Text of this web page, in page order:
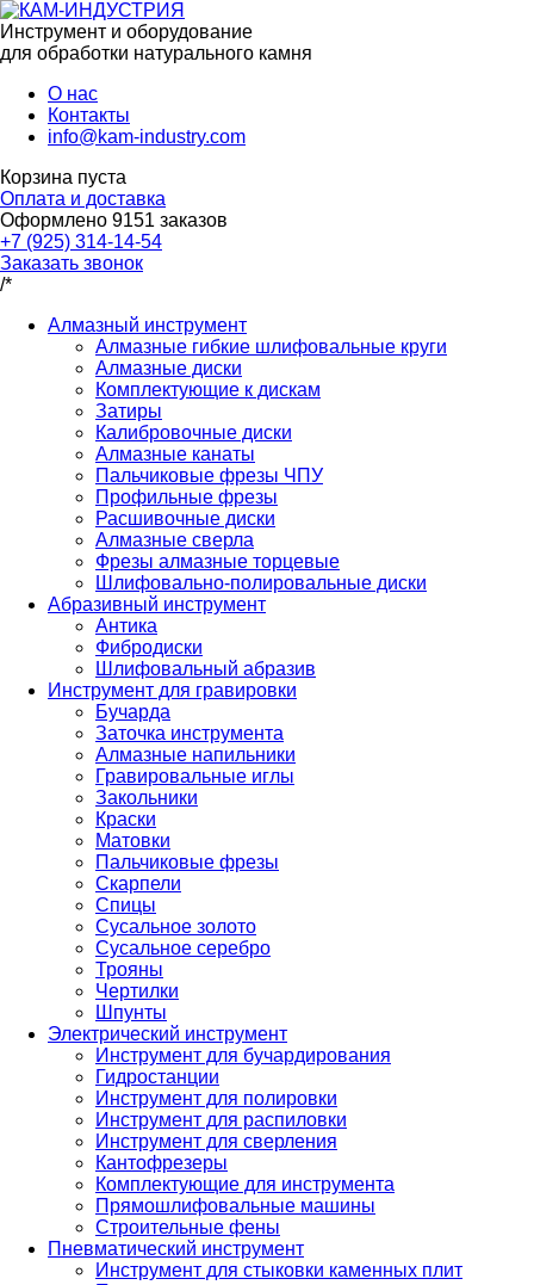
Инструмент и оборудование
для обработки натурального камня
О нас
Контакты
info@kam-industry.com
Корзина пуста
Оплата и доставка
Оформлено 9151 заказов
+7 (925) 314-14-54
Заказать звонок
/*
Алмазный инструмент
Алмазные гибкие шлифовальные круги
Алмазные диски
Комплектующие к дискам
Затиры
Калибровочные диски
Алмазные канаты
Пальчиковые фрезы ЧПУ
Профильные фрезы
Расшивочные диски
Алмазные сверла
Фрезы алмазные торцевые
Шлифовально-полировальные диски
Абразивный инструмент
Антика
Фибродиски
Шлифовальный абразив
Инструмент для гравировки
Бучарда
Заточка инструмента
Алмазные напильники
Гравировальные иглы
Закольники
Краски
Матовки
Пальчиковые фрезы
Скарпели
Спицы
Сусальное золото
Сусальное серебро
Трояны
Чертилки
Шпунты
Электрический инструмент
Инструмент для бучардирования
Гидростанции
Инструмент для полировки
Инструмент для распиловки
Инструмент для сверления
Кантофрезеры
Комплектующие для инструмента
Прямошлифовальные машины
Строительные фены
Пневматический инструмент
Инструмент для стыковки каменных плит